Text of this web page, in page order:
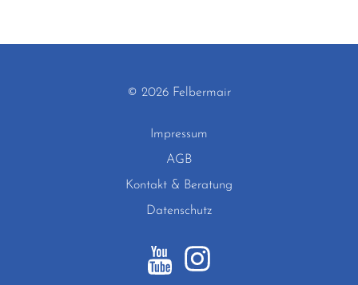
© 2026 Felbermair
Impressum
AGB
Kontakt & Beratung
Datenschutz